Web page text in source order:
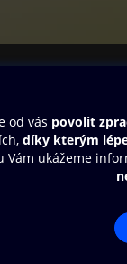
Moje O2
Přihlásit se
Dárkový
Nápověda